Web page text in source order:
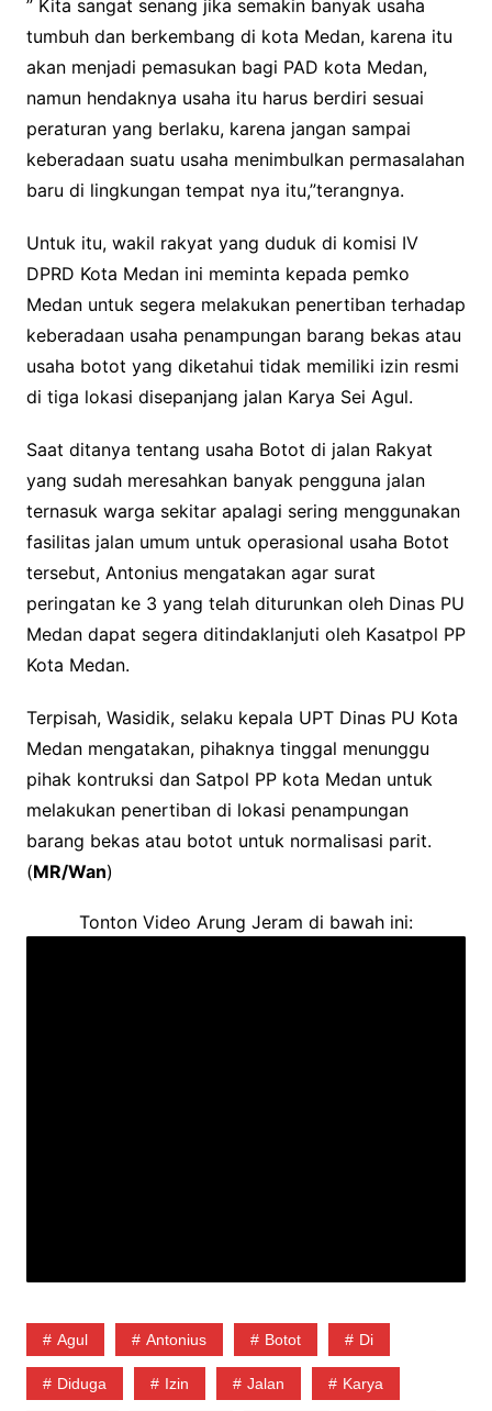
” Kita sangat senang jika semakin banyak usaha
tumbuh dan berkembang di kota Medan, karena itu
akan menjadi pemasukan bagi PAD kota Medan,
namun hendaknya usaha itu harus berdiri sesuai
peraturan yang berlaku, karena jangan sampai
keberadaan suatu usaha menimbulkan permasalahan
baru di lingkungan tempat nya itu,”terangnya.
Untuk itu, wakil rakyat yang duduk di komisi IV
DPRD Kota Medan ini meminta kepada pemko
Medan untuk segera melakukan penertiban terhadap
keberadaan usaha penampungan barang bekas atau
usaha botot yang diketahui tidak memiliki izin resmi
di tiga lokasi disepanjang jalan Karya Sei Agul.
Saat ditanya tentang usaha Botot di jalan Rakyat
yang sudah meresahkan banyak pengguna jalan
ternasuk warga sekitar apalagi sering menggunakan
fasilitas jalan umum untuk operasional usaha Botot
tersebut, Antonius mengatakan agar surat
peringatan ke 3 yang telah diturunkan oleh Dinas PU
Medan dapat segera ditindaklanjuti oleh Kasatpol PP
Kota Medan.
Terpisah, Wasidik, selaku kepala UPT Dinas PU Kota
Medan mengatakan, pihaknya tinggal menunggu
pihak kontruksi dan Satpol PP kota Medan untuk
melakukan penertiban di lokasi penampungan
barang bekas atau botot untuk normalisasi parit.
(MR/Wan)
Tonton Video Arung Jeram di bawah ini:
Agul Antonius Botot Di
Diduga Izin Jalan Karya